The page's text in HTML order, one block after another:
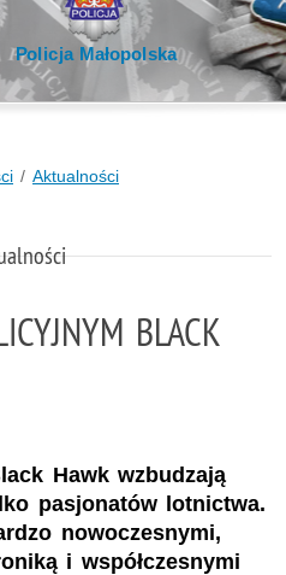
Policja Małopolska
Aktualności
BLACK
Hawk wzbudzają
pasjonatów lotnictwa.
nowoczesnymi,
i współczesnymi